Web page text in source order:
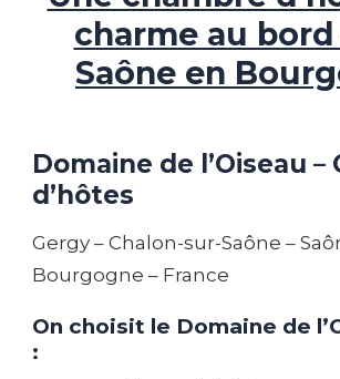
charme au
Saône en
Domaine de l’Oiseau –
d’hôtes
Gergy – Chalon-sur-Saône –
Bourgogne – France
On choisit le Domaine de
: